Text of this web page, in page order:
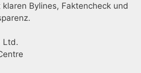
Bylines, Faktencheck und
Ltd.